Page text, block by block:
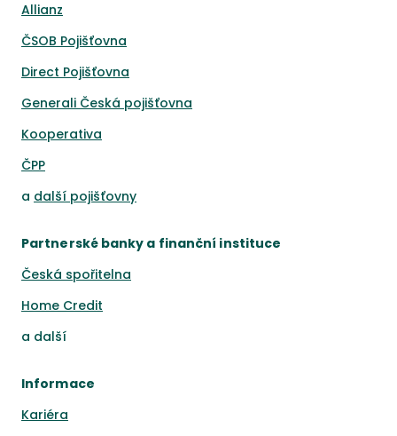
Allianz
ČSOB Pojišťovna
Direct Pojišťovna
Generali Česká pojišťovna
Kooperativa
ČPP
a další pojišťovny
Partnerské banky a finanční instituce
Česká spořitelna
Home Credit
a další
Informace
Kariéra